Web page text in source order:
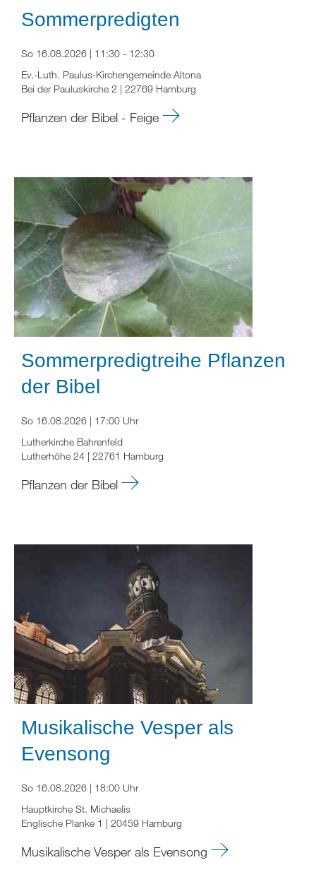
Sommerpredigten
So 16.08.2026 | 11:30 - 12:30
Ev.-Luth. Paulus-Kirchengemeinde Altona
Bei der Pauluskirche 2 | 22769 Hamburg
Pflanzen der Bibel - Feige
Sommerpredigtreihe Pflanzen
der Bibel
So 16.08.2026 | 17:00 Uhr
Lutherkirche Bahrenfeld
Lutherhöhe 24 | 22761 Hamburg
Pflanzen der Bibel
Musikalische Vesper als
Evensong
So 16.08.2026 | 18:00 Uhr
Hauptkirche St. Michaelis
Englische Planke 1 | 20459 Hamburg
Musikalische Vesper als Evensong